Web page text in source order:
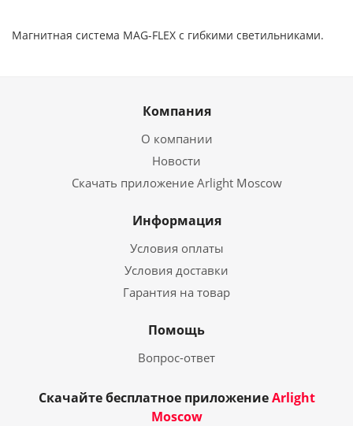
Магнитная система MAG-FLEX с гибкими светильниками.
Компания
О компании
Новости
Скачать приложение Arlight Moscow
Информация
Условия оплаты
Условия доставки
Гарантия на товар
Помощь
Вопрос-ответ
Скачайте бесплатное приложениеArlight
Moscow